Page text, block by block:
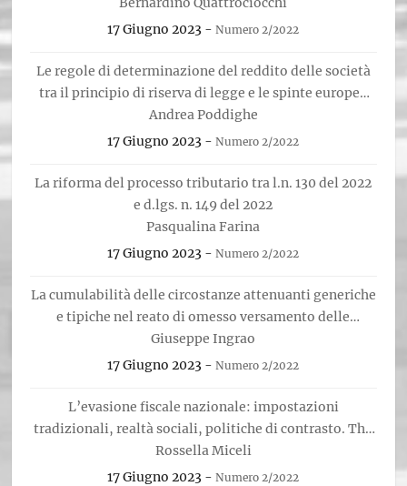
17 Giugno 2023 -Numero 2/2022
Le regole di determinazione del reddito delle società
tra il principio di riserva di legge e le spinte europee
verso l’armonizzazione delle basi imponibili
nazionali
Andrea Poddighe
17 Giugno 2023 -Numero 2/2022
La riforma del processo tributario tra l.n. 130 del 2022
e d.lgs. n. 149 del 2022
Pasqualina Farina
17 Giugno 2023 -Numero 2/2022
La cumulabilità delle circostanze attenuanti generiche
e tipiche nel reato di omesso versamento delle
ritenute IRPEF e dell’IVA. The cumulation of generic
Giuseppe Ingrao
17 Giugno 2023 -Numero 2/2022
L’evasione fiscale nazionale: impostazioni
tradizionali, realtà sociali, politiche di contrasto. The
national tax evasion: traditional studies, social
context, law enforcement policies
Rossella Miceli
17 Giugno 2023 -Numero 2/2022